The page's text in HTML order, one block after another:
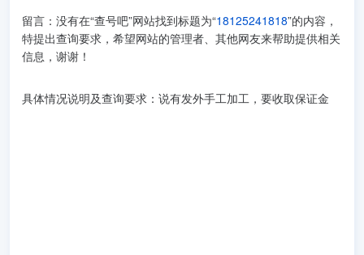
留言：没有在“查号吧”网站找到标题为“18125241818”的内容，
特提出查询要求，希望网站的管理者、其他网友来帮助提供相关
信息，谢谢！
具体情况说明及查询要求：说有发外手工加工，要收取保证金